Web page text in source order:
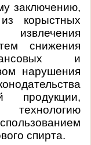
заключению,
корыстных
снижения
и
нарушения
продукции,
технологию
спирта.